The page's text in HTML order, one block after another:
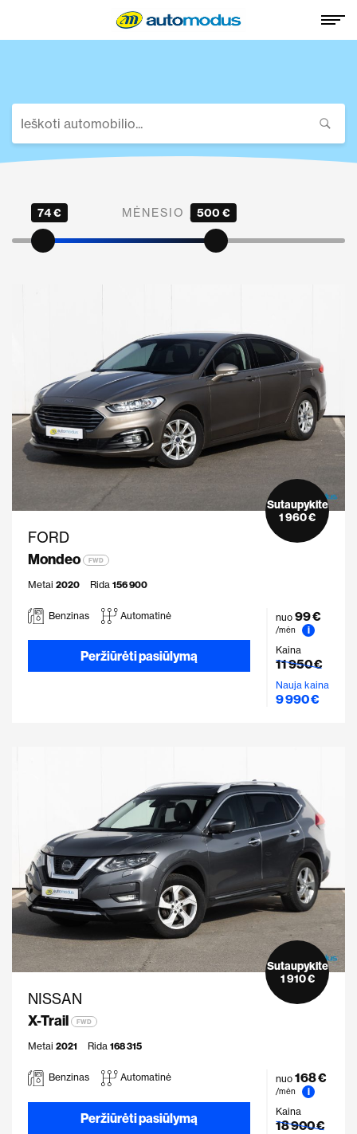
MĖNESIO ĮMOKA
74 € 500 €
FORD
Mondeo
FWD
Metai 2020 Rida 156 900
Sutaupykite
1 960 €
Benzinas Automatinė
Peržiūrėti pasiūlymą
nuo 99 €
/mėn
i
Kaina
11 950 €
Nauja kaina
9 990 €
NISSAN
X-Trail
FWD
Metai 2021 Rida 168 315
Sutaupykite
1 910 €
Benzinas Automatinė
Peržiūrėti pasiūlymą
nuo 168 €
/mėn
i
Kaina
18 900 €